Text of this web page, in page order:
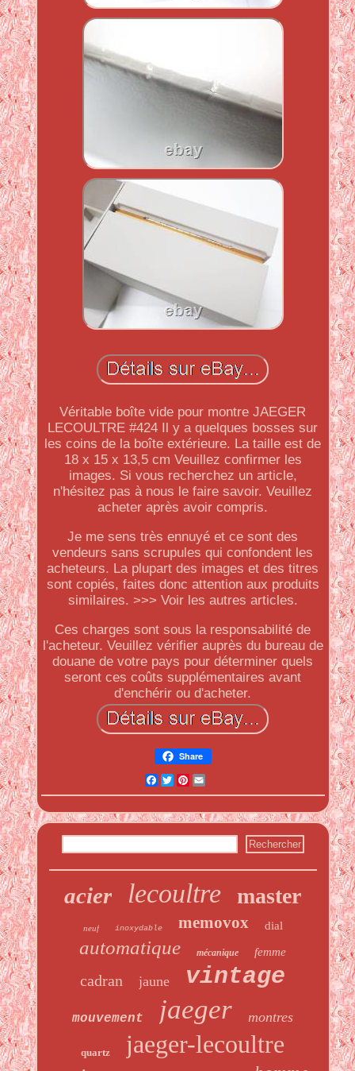
Véritable boîte vide pour montre JAEGER
LECOULTRE #424 Il y a quelques bosses sur
les coins de la boîte extérieure. La taille est de
18 x 15 x 13,5 cm Veuillez confirmer les
images. Si vous recherchez un article,
n'hésitez pas à nous le faire savoir. Veuillez
acheter après avoir compris.
Je me sens très ennuyé et ce sont des
vendeurs sans scrupules qui confondent les
acheteurs. La plupart des images et des titres
sont copiés, faites donc attention aux produits
similaires. >>> Voir les autres articles.
Ces charges sont sous la responsabilité de
l'acheteur. Veuillez vérifier auprès du bureau de
douane de votre pays pour déterminer quels
seront ces coûts supplémentaires avant
d'enchérir ou d'acheter.
Share
Facebook
Twitter
Pinterest
Email
acier lecoultre master
neuf inoxydable memovox dial
automatique mécanique femme
cadran jaune vintage
mouvement jaeger montres
quartz jaeger-lecoultre